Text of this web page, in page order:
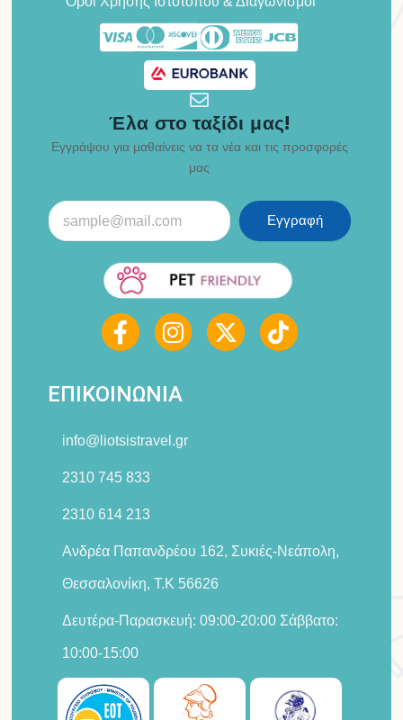
Έλα στο ταξίδι μας!
Εγγράψου για μαθαίνεις να τα νέα και τις προσφορές
μας
Εγγραφή
F
a
c
e
b
o
o
k
f
I
n
s
t
a
r
X
-
t
T
i
k
ΕΠΙΚΟΙΝΩΝΙΑ
info@liotsistravel.gr
2310 745 833
2310 614 213
Ανδρέα Παπανδρέου 162, Συκιές-Νεάπολη,
Θεσσαλονίκη, Τ.Κ 56626
Δευτέρα-Παρασκευή: 09:00-20:00 Σάββατο:
10:00-15:00